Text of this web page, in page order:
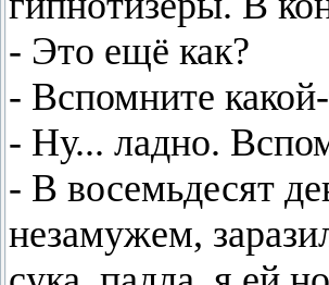
- Это ещё как?
- Вспомните
- Ну... ладно.
- В восемьдесят
незамужем,